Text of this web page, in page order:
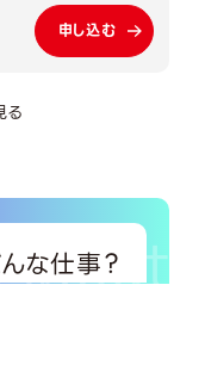
申し込む
る
な仕事？